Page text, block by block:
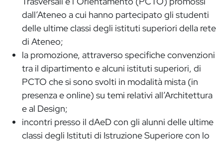
dall’Ateneo a cui hanno partecipato gli studenti
delle ultime classi degli istituti superiori della rete
di Ateneo;
la promozione, attraverso specifiche convenzioni
tra il dipartimento e alcuni istituti superiori, di
PCTO che si sono svolti in modalità mista (in
presenza e online) su temi relativi all’Architettura
e al Design;
incontri presso il dAeD con gli alunni delle ultime
classi degli Istituti di Istruzione Superiore con lo